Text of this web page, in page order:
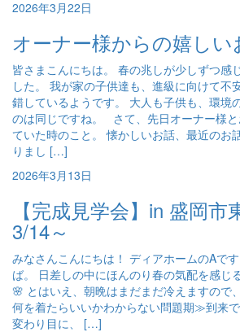
2026年3月22日
オーナー様からの嬉しい
皆さまこんにちは。 春の兆しが少しずつ感
した。 我が家の子供達も、進級に向けて不
錯しているようです。 大人も子供も、環境
のは同じですね。 さて、先日オーナー様
ていた時のこと。 懐かしいお話、最近のお
りまし […]
2026年3月13日
【完成見学会】in 盛岡
3/14～
みなさんこんにちは！ ディアホームのAで
ば。 日差しの中にほんのり春の気配を感じ
🌸 とはいえ、朝晩はまだまだ冷えますの
何を着たらいいかわからない問題期≫到来
変わり目に、 […]